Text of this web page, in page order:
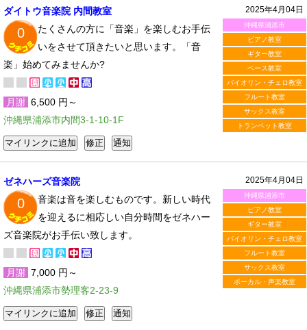
2025年4月04日
沖縄県浦添市
ピアノ教室
ギター教室
ベース教室
バイオリン・チェロ教室
フルート教室
サックス教室
トランペット教室
ダイトウ音楽院 内間教室
0
たくさんの方に「音楽」を楽しむお手伝
いをさせて頂きたいと思います。「音
楽」始めてみませんか?
月謝 6,500 円～
沖縄県浦添市内間3-1-10-1F
2025年4月04日
沖縄県浦添市
ピアノ教室
ギター教室
バイオリン・チェロ教室
フルート教室
サックス教室
ボーカル・声楽教室
ゼネハーズ音楽院
0
音楽は音を楽しむものです。新しい時代
を迎えるに相応しい自分時間をゼネハー
ズ音楽院がお手伝い致します。
月謝 7,000 円～
沖縄県浦添市勢理客2-23-9